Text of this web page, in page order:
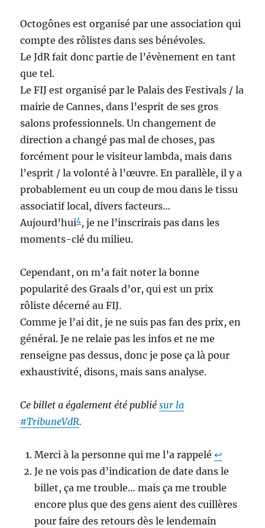
Octogônes est organisé par une association qui
compte des rôlistes dans ses bénévoles.
Le JdR fait donc partie de l’évènement en tant
que tel.
Le FIJ est organisé par le Palais des Festivals / la
mairie de Cannes, dans l’esprit de ses gros
salons professionnels. Un changement de
direction a changé pas mal de choses, pas
forcément pour le visiteur lambda, mais dans
l’esprit / la volonté à l’œuvre. En parallèle, il y a
probablement eu un coup de mou dans le tissu
associatif local, divers facteurs…
Aujourd’hui4, je ne l’inscrirais pas dans les
moments-clé du milieu.
Cependant, on m’a fait noter la bonne
popularité des Graals d’or, qui est un prix
rôliste décerné au FIJ.
Comme je l’ai dit, je ne suis pas fan des prix, en
général. Je ne relaie pas les infos et ne me
renseigne pas dessus, donc je pose ça là pour
exhaustivité, disons, mais sans analyse.
Ce billet a également été publiésur la
#TribuneVdR.
Merci à la personne qui me l’a rappelé↩︎
Je ne vois pas d’indication de date dans le
billet, ça me trouble… mais ça me trouble
encore plus que des gens aient des cuillères
pour faire des retours dès le lendemain